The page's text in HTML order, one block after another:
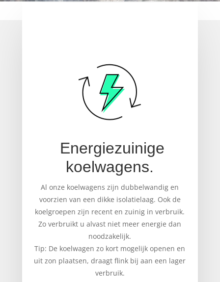
Energiezuinige
koelwagens.
Al onze koelwagens zijn dubbelwandig en
voorzien van een dikke isolatielaag. Ook de
koelgroepen zijn recent en zuinig in verbruik.
Zo verbruikt u alvast niet meer energie dan
noodzakelijk.
Tip: De koelwagen zo kort mogelijk openen en
uit zon plaatsen, draagt flink bij aan een lager
verbruik.